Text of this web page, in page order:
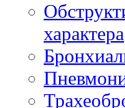
характера